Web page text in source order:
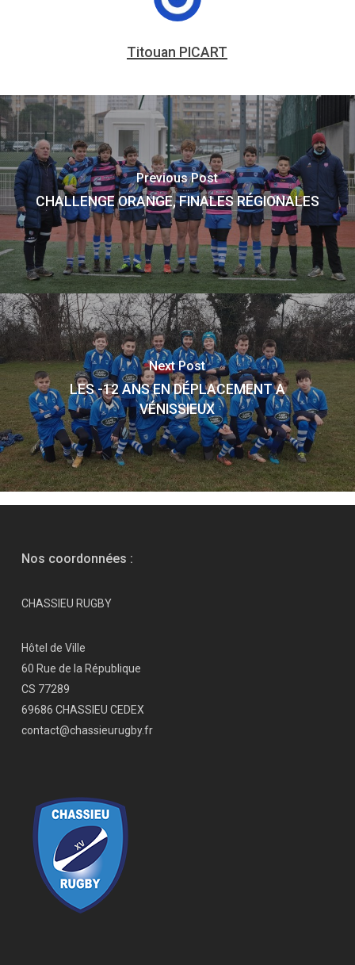
Titouan PICART
Previous Post
CHALLENGE ORANGE, FINALES RÉGIONALES
Next Post
LES -12 ANS EN DÉPLACEMENT A
VÉNISSIEUX
Nos coordonnées :
CHASSIEU RUGBY
Hôtel de Ville
60 Rue de la République
CS 77289
69686 CHASSIEU CEDEX
contact@chassieurugby.fr